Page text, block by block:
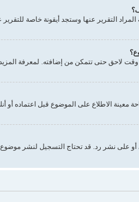
التقرير عنها وستجد أيقونة خاصة
لاحق حتى تتمكن من إضافته. لمعرفة المزيد
معينة الاطلاع على الموضوع قبل اعتماده
على نشر رد. قد تحتاج التسجيل لنشر